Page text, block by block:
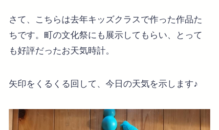
さて、こちらは去年キッズクラスで作った作品た
ちです。町の文化祭にも展示してもらい、とって
も好評だったお天気時計。
矢印をくるくる回して、今日の天気を示します♪